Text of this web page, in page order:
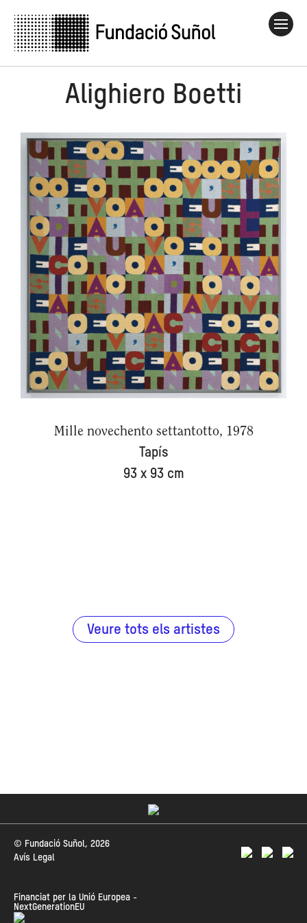
Alighiero Boetti
Mille novechento settantotto, 1978
Tapís
93 x 93 cm
Veure tots els artistes
© Fundació Suñol, 2026
Avís Legal
Financiat per la Unió Europea -
NextGenerationEU